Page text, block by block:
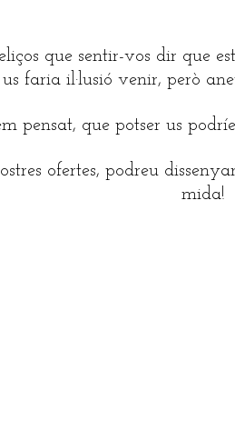
que sentir-vos dir que
faria il·lusió venir, però
pensat, que potser us
ofertes, podreu
mida!